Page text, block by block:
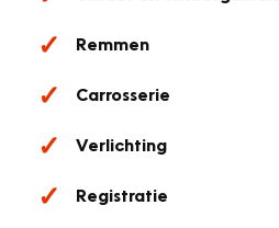
Remmen
Carrosserie
Verlichting
Registratie